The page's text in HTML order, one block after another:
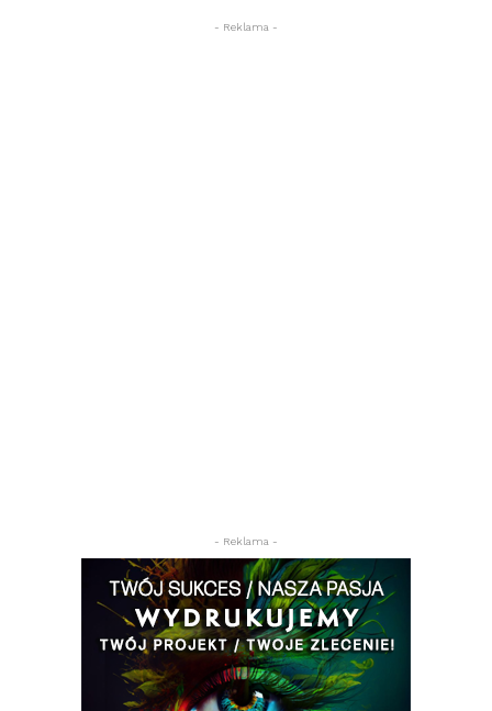
- Reklama -
- Reklama -